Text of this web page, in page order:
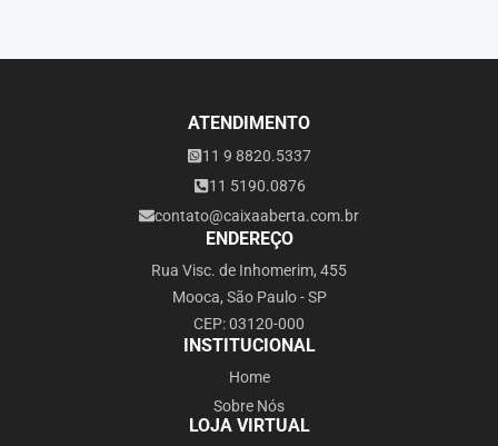
ATENDIMENTO
11 9 8820.5337
11 5190.0876
contato@caixaaberta.com.br
ENDEREÇO
Rua Visc. de Inhomerim, 455
Mooca, São Paulo - SP
CEP: 03120-000
INSTITUCIONAL
Home
Sobre Nós
LOJA VIRTUAL